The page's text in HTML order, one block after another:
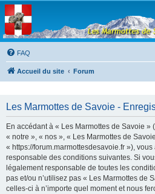
Les Marmottes de
Savoie
Forum d'entraide généalogique
FAQ
Accueil du site Forum
Les Marmottes de Savoie -
En accédant à « Les Marmottes de Savoie
« notre », « nos », « Les Marmottes de
« https://forum.marmottesdesavoie.fr »),
responsable des conditions suivantes. Si
légalement responsable de toutes les
pas et/ou n’utilisez pas « Les Marmottes de
celles-ci à n’importe quel moment et nous